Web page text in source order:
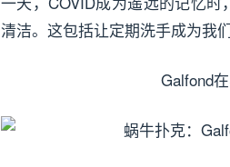
清洁。这包括让定期洗手成为我
Galfond